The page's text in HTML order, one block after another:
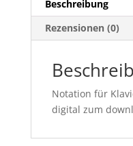
Beschreibung
Rezensionen (0)
Notation für
digital zum